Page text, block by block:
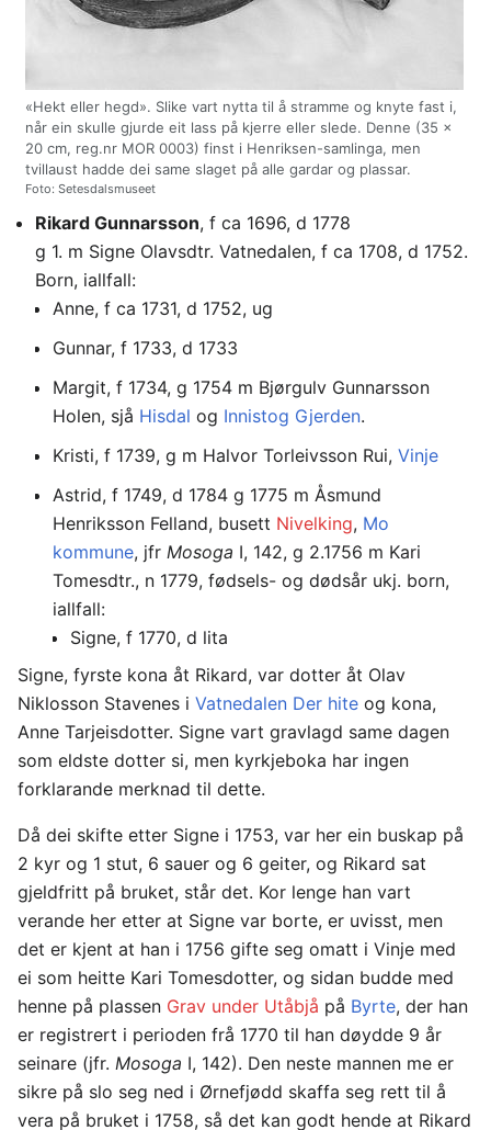
«Hekt eller hegd». Slike vart nytta til å stramme og knyte fast i,
når ein skulle gjurde eit lass på kjerre eller slede. Denne (35 x
20 cm, reg.nr MOR 0003) finst i Henriksen-samlinga, men
tvillaust hadde dei same slaget på alle gardar og plassar.
Foto: Setesdalsmuseet
Rikard Gunnarsson, f ca 1696, d 1778
g 1. m Signe Olavsdtr. Vatnedalen, f ca 1708, d 1752.
Born, iallfall:
Anne, f ca 1731, d 1752, ug
Gunnar, f 1733, d 1733
Margit, f 1734, g 1754 m Bjørgulv Gunnarsson
Holen, sjå Hisdal og Innistog Gjerden.
Kristi, f 1739, g m Halvor Torleivsson Rui, Vinje
Astrid, f 1749, d 1784 g 1775 m Åsmund
Henriksson Felland, busett Nivelking, Mo
kommune, jfr Mosoga I, 142, g 2.1756 m Kari
Tomesdtr., n 1779, fødsels- og dødsår ukj. born,
iallfall:
Signe, f 1770, d lita
Signe, fyrste kona åt Rikard, var dotter åt Olav
Niklosson Stavenes i Vatnedalen Der hite og kona,
Anne Tarjeisdotter. Signe vart gravlagd same dagen
som eldste dotter si, men kyrkjeboka har ingen
forklarande merknad til dette.
Då dei skifte etter Signe i 1753, var her ein buskap på
2 kyr og 1 stut, 6 sauer og 6 geiter, og Rikard sat
gjeldfritt på bruket, står det. Kor lenge han vart
verande her etter at Signe var borte, er uvisst, men
det er kjent at han i 1756 gifte seg omatt i Vinje med
ei som heitte Kari Tomesdotter, og sidan budde med
henne på plassen Grav under Utåbjå på Byrte, der han
er registrert i perioden frå 1770 til han døydde 9 år
seinare (jfr. Mosoga I, 142). Den neste mannen me er
sikre på slo seg ned i Ørnefjødd skaffa seg rett til å
vera på bruket i 1758, så det kan godt hende at Rikard